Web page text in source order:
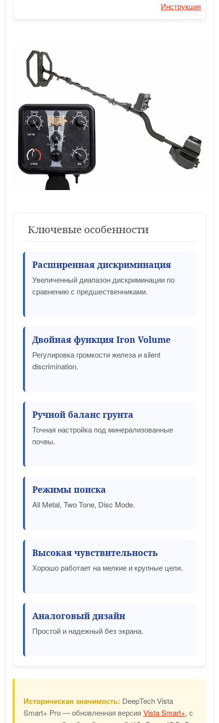
Инструкция
Ключевые особенности
Расширенная дискриминация
Увеличенный диапазон дискриминации по
сравнению с предшественниками.
Двойная функция Iron Volume
Регулировка громкости железа и silent
discrimination.
Ручной баланс грунта
Точная настройка под минерализованные
почвы.
Режимы поиска
All Metal, Two Tone, Disc Mode.
Высокая чувствительность
Хорошо работает на мелкие и крупные цели.
Аналоговый дизайн
Простой и надежный без экрана.
Историческая значимость: DeepTech Vista
Smart+ Pro — обновленная версия Vista Smart+, с